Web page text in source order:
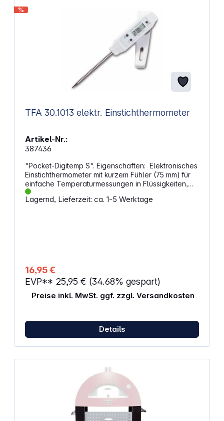
zu mittelgroßen Öfen und unterstützt Pizzen in
%
TFA 30.1013 elektr. Einstichthermometer
Artikel-Nr.:
387436
"Pocket-Digitemp S". Eigenschaften: Elektronisches
Einstichthermometer mit kurzem Fühler (75 mm) für
einfache Temperaturmessungen in Flüssigkeiten,
pulvrigen und plastischen Stoffen Messbereich
-40...+200°C Genauigkeit ±0,8°C (von
Lagernd, Lieferzeit: ca. 1-5 Werktage
16,95 €
EVP** 25,95 € (34.68% gespart)
Preise inkl. MwSt. ggf. zzgl. Versandkosten
Details